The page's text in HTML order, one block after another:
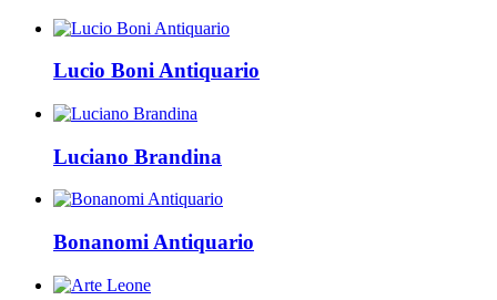
Lucio Boni Antiquario
Luciano Brandina
Bonanomi Antiquario